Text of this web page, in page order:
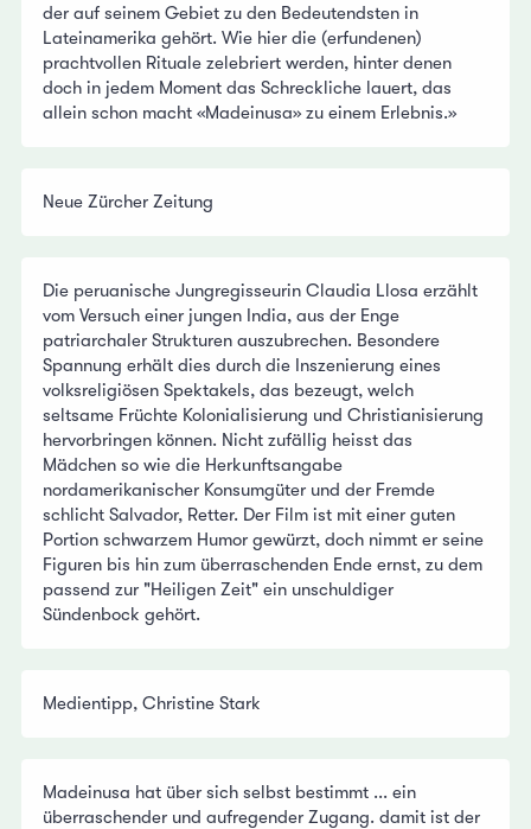
der auf seinem Gebiet zu den Bedeutendsten in
Lateinamerika gehört. Wie hier die (erfundenen)
prachtvollen Rituale zelebriert werden, hinter denen
doch in jedem Moment das Schreckliche lauert, das
allein schon macht «Madeinusa» zu einem Erlebnis.»
Neue Zürcher Zeitung
Die peruanische Jungregisseurin Claudia Llosa erzählt
vom Versuch einer jungen India, aus der Enge
patriarchaler Strukturen auszubrechen. Besondere
Spannung erhält dies durch die Inszenierung eines
volksreligiösen Spektakels, das bezeugt, welch
seltsame Früchte Kolonialisierung und Christianisierung
hervorbringen können. Nicht zufällig heisst das
Mädchen so wie die Herkunftsangabe
nordamerikanischer Konsumgüter und der Fremde
schlicht Salvador, Retter. Der Film ist mit einer guten
Portion schwarzem Humor gewürzt, doch nimmt er seine
Figuren bis hin zum überraschenden Ende ernst, zu dem
passend zur "Heiligen Zeit" ein unschuldiger
Sündenbock gehört.
Medientipp, Christine Stark
Madeinusa hat über sich selbst bestimmt ... ein
überraschender und aufregender Zugang. damit ist der